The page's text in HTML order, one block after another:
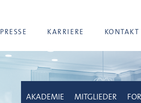
PRESSE KARRIERE KONTAKT
AKADEMIE MITGLIEDER